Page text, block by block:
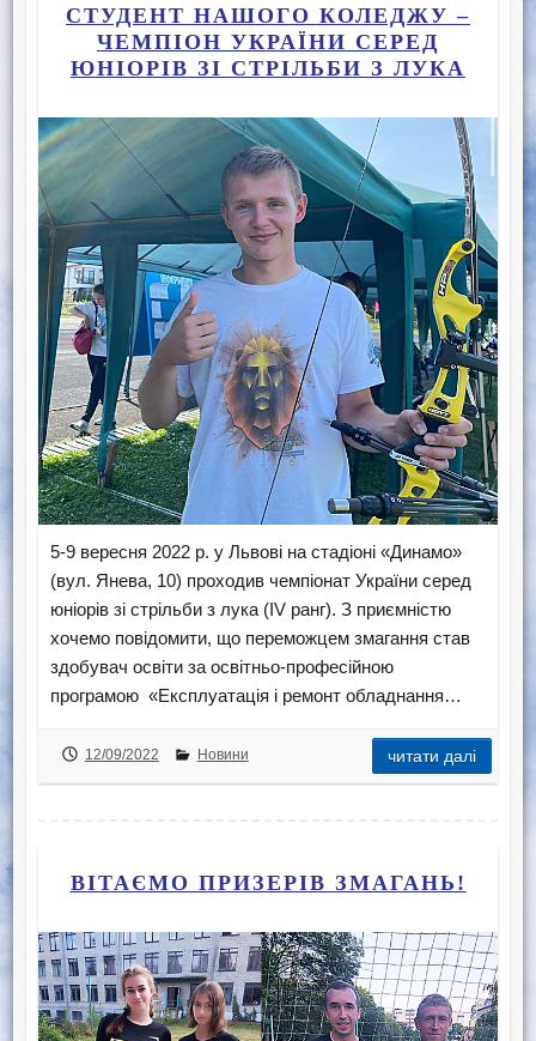
СТУДЕНТ НАШОГО КОЛЕДЖУ –
ЧЕМПІОН УКРАЇНИ СЕРЕД
ЮНІОРІВ ЗІ СТРІЛЬБИ З ЛУКА
5-9 вересня 2022 р. у Львові на стадіоні «Динамо»
(вул. Янева, 10) проходив чемпіонат України серед
юніорів зі стрільби з лука (IV ранг). З приємністю
хочемо повідомити, що переможцем змагання став
здобувач освіти за освітньо-професійною
програмою «Експлуатація і ремонт обладнання…
12/09/2022 Новини читати далі
ВІТАЄМО ПРИЗЕРІВ ЗМАГАНЬ!